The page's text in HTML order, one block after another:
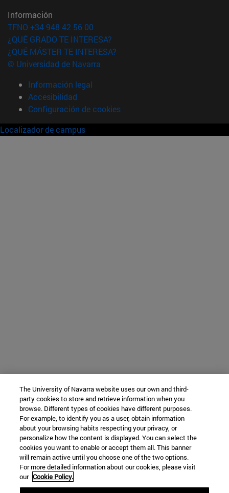
Información
TFNO +34 948 42 56 00
¿QUÉ GRADO TE INTERESA?
¿QUÉ MÁSTER TE INTERESA?
© Universidad de Navarra
Información legal
Accesibilidad
Configuración de cookies
Localizador de campus
The University of Navarra website uses our own and third-
party cookies to store and retrieve information when you
browse. Different types of cookies have different purposes.
For example, to identify you as a user, obtain information
about your browsing habits respecting your privacy, or
personalize how the content is displayed. You can select the
cookies you want to enable or accept them all. This banner
will remain active until you choose one of the two options.
For more detailed information about our cookies, please visit
our Cookie Policy.